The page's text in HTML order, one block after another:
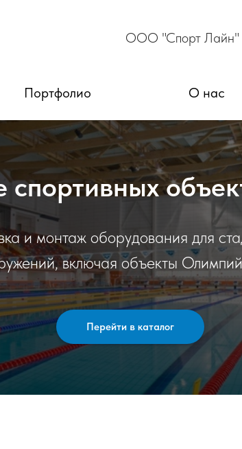
ООО "Спорт Лайн"
Портфолио О нас
и монтаж оборудования для
включая объекты
Перейти в каталог